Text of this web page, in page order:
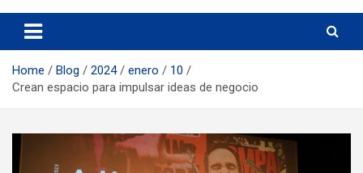
Gaceta UACJ
Home Blog 2024 enero
10
Crean espacio para impulsar ideas de negocio